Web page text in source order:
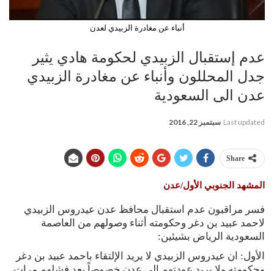
أنباء عن مغادرة الزبيدي لعدن
عدم إستقبال الزبيدي لحكومة هادي يثير
جدل المحللون وأنباء عن مغادرة الزبيدي
عدن الى السعودية
Last updated سبتمبر 22, 2016
Share
المشهد الجنوبي الأول/عدن
فسر مراقبون عدم استقبال محافظ عدن عيدروس الزبيدي
لاحمد عبيد بن دغر وحكومته أثناء وصولهم من العاصمة
السعودية الرياض بشيئين:
الأول: ان عيدروس الزبيدي لا يريد الإلتقاء باحمد عبيد بن دغر